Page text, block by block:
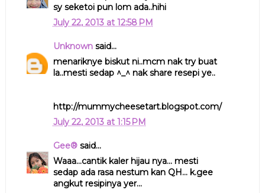
sy seketoi pun lom ada..hihi
July 22, 2013 at 12:58 PM
Unknownsaid...
menariknye biskut ni..mcm nak try buat
la..mesti sedap ^_^ nak share resepi ye..
http://mummycheesetart.blogspot.com/
July 22, 2013 at 1:15 PM
Gee®said...
Waaa...cantik kaler hijau nya... mesti
sedap ada rasa nestum kan QH... k.gee
angkut resipinya yer...